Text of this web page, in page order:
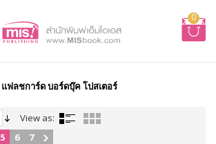
0
แฟลชการ์ด บอร์ดบุ๊ค โปสเตอร์
View as:
5 6 7